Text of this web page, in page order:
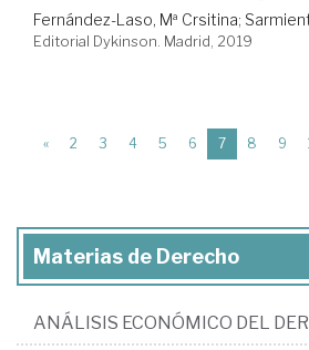
Fernández-Laso, Mª Crsitina;
Editorial Dykinson. Madrid, 2019
« 2 3 4 5 6 7(current)
8 9
Materias de Derecho
ANÁLISIS ECONÓMICO DEL